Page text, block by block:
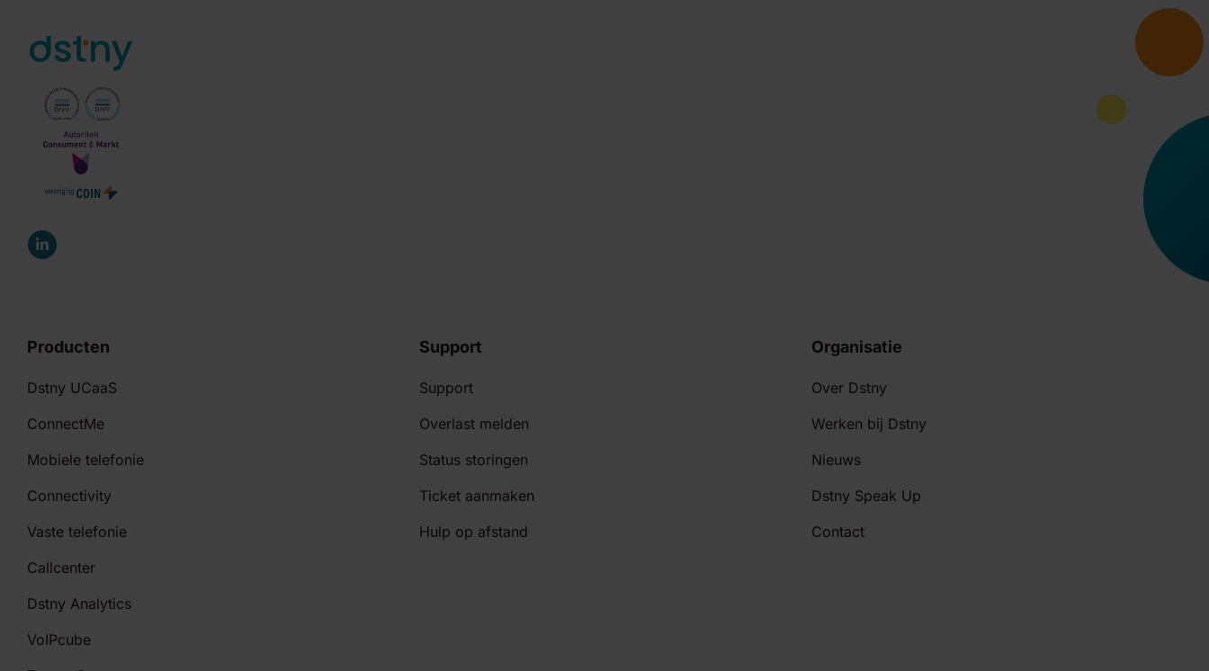
Producten
Dstny UCaaS
ConnectMe
Mobiele telefonie
Connectivity
Vaste telefonie
Callcenter
Dstny Analytics
VoIPcube
Support
Support
Overlast melden
Status storingen
Ticket aanmaken
Hulp op afstand
Organisatie
Over Dstny
Werken bij Dstny
Nieuws
Dstny Speak Up
Contact